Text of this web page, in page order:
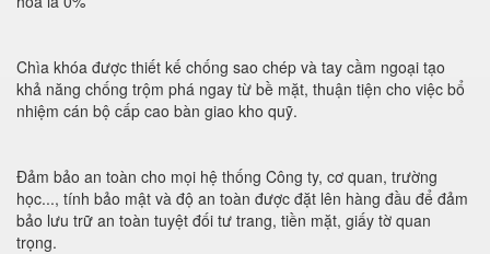
Chìa khóa được thiết kế chống sao chép và tay cầm ngoại tạo
khả năng chống trộm phá ngay từ bề mặt, thuận tiện cho việc bổ
nhiệm cán bộ cấp cao bàn giao kho quỹ.
Đảm bảo an toàn cho mọi hệ thống Công ty, cơ quan, trường
học..., tính bảo mật và độ an toàn được đặt lên hàng đầu để đảm
bảo lưu trữ an toàn tuyệt đối tư trang, tiền mặt, giấy tờ quan
trọng.